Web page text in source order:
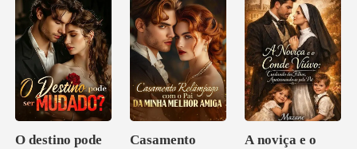
O destino pode
Casamento
A noviça e o